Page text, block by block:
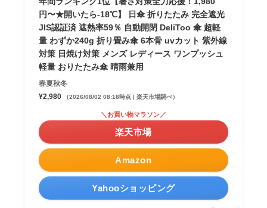
円〜★開いたら-18℃】 日傘 折りたたみ 完全遮光
JIS認証済 遮熱率59％ 自動開閉 DeliToo 傘 超軽
量 わずか240g 折り畳み傘 6本骨 uvカット 紫外線
対策 日焼け対策 メンズ レディース ワンプッシュ
軽量 おりたたみ傘 晴雨兼用
春夏秋冬
¥2,980
（2026/08/02 08:18時点 | 楽天市場調べ）
Amazon
＼お買い物マラソン／
楽天市場
Yahooショッピング